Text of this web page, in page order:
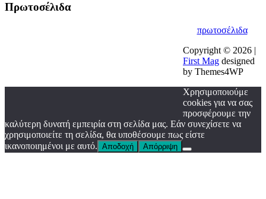
Πρωτοσέλιδα
πρωτοσέλιδα
Copyright © 2026 |
First Mag designed
by Themes4WP
Χρησιμοποιούμε
cookies για να σας
προσφέρουμε την
καλύτερη δυνατή εμπειρία στη σελίδα μας. Εάν συνεχίσετε να
χρησιμοποιείτε τη σελίδα, θα υποθέσουμε πως είστε
ικανοποιημένοι με αυτό. Αποδοχή Απόρριψη